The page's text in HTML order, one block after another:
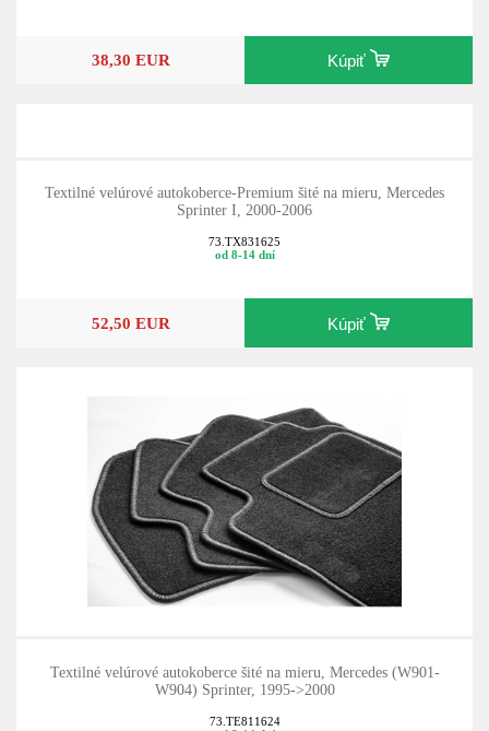
38,30 EUR Kúpiť
Textilné velúrové autokoberce-Premium šité na mieru, Mercedes
Sprinter I, 2000-2006
73.TX831625
od 8-14 dní
52,50 EUR Kúpiť
Textilné velúrové autokoberce šité na mieru, Mercedes (W901-
W904) Sprinter, 1995->2000
73.TE811624